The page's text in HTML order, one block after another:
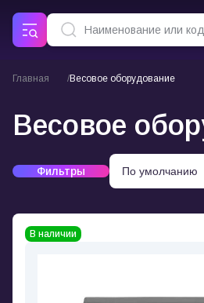
Главная Весовое оборудование
Весовое
Фильтры
В наличии